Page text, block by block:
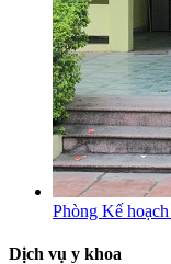
Phòng Kế
Dịch vụ y khoa